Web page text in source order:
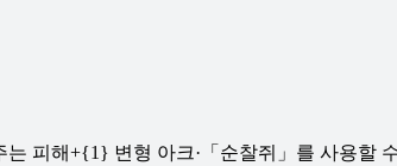
피해+{1} 변형 아크·「순찰쥐」를 사용할